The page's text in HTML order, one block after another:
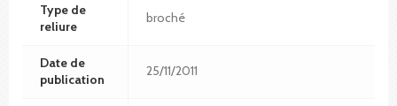
Type de
reliure
broché
Date de
publication
25/11/2011